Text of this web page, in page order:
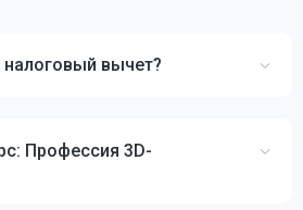
вычет?
Профессия 3D-